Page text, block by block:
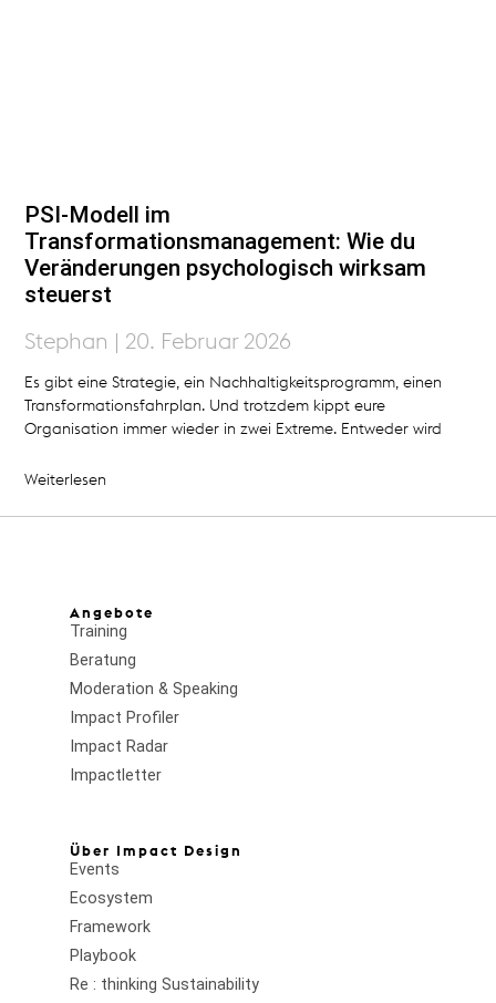
PSI‑Modell im
Transformationsmanagement: Wie du
Veränderungen psychologisch wirksam
steuerst
Stephan 20. Februar 2026
Es gibt eine Strategie, ein Nachhaltigkeitsprogramm, einen
Transformationsfahrplan. Und trotzdem kippt eure
Organisation immer wieder in zwei Extreme. Entweder wird
Weiterlesen
Angebote
Training
Beratung
Moderation & Speaking
Impact Profiler
Impact Radar
Impactletter
Über Impact Design
Events
Ecosystem
Framework
Playbook
Re : thinking Sustainability